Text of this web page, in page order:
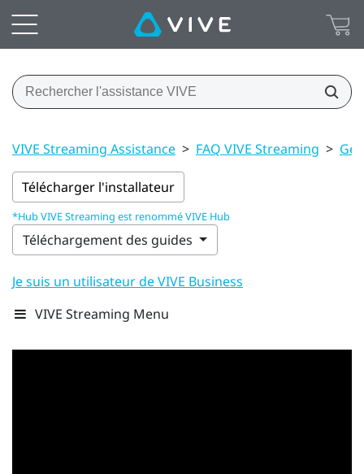
VIVE Streaming Assistance > FAQ VIVE Streaming >
Télécharger l'installateur
*Hub VIVE Streaming est renommé VIVE Hub
Téléchargement des guides
Je suis un utilisateur de VIVE Business
VIVE Streaming Menu